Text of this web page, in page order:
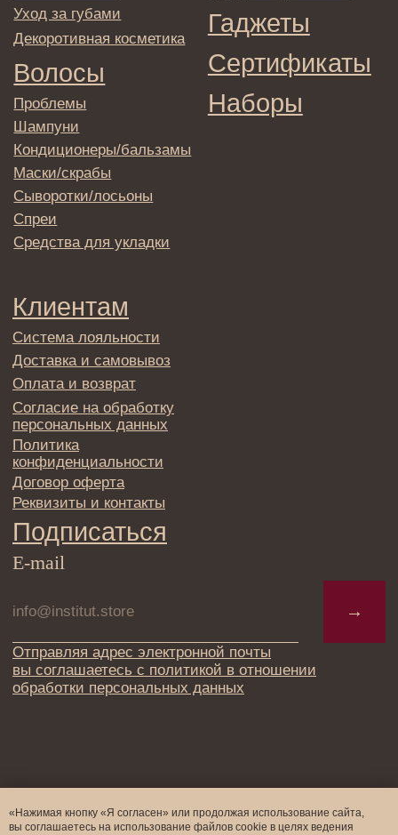
«Нажимая кнопку «Я согласен» или продолжая использование сайта,
вы соглашаетесь на использование файлов cookie в целях ведения